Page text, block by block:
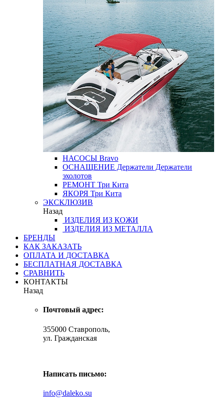
НАСОСЫ Bravo
ОСНАЩЕНИЕ Держатели Держатели
эхолотов
РЕМОНТ Три Кита
ЯКОРЯ Три Кита
ЭКСКЛЮЗИВ
Назад
ИЗДЕЛИЯ ИЗ КОЖИ
ИЗДЕЛИЯ ИЗ МЕТАЛЛА
БРЕНДЫ
КАК ЗАКАЗАТЬ
ОПЛАТА И ДОСТАВКА
БЕСПЛАТНАЯ ДОСТАВКА
СРАВНИТЬ
КОНТАКТЫ
Назад
Почтовый адрес:
355000 Ставрополь,
ул. Гражданская
Написать письмо:
info@daleko.su